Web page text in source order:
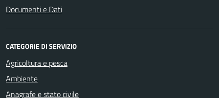
Documenti e Dati
CATEGORIE DI SERVIZIO
Agricoltura e pesca
Ambiente
Anagrafe e stato civile